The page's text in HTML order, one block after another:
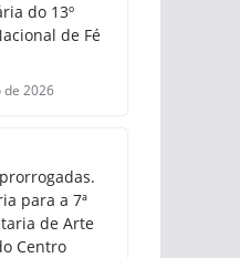
do 13º
de Fé
de 2026
para a 7ª
de Arte
Centro